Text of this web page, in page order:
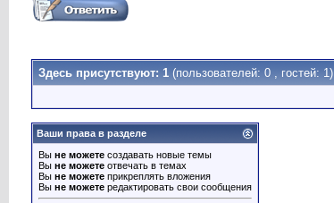
Здесь присутствуют: 1 (пользователей: 0 , гостей: 1)
Ваши права в разделе
Вы не можете создавать новые темы
Вы не можете отвечать в темах
Вы не можете прикреплять вложения
Вы не можете редактировать свои сообщения